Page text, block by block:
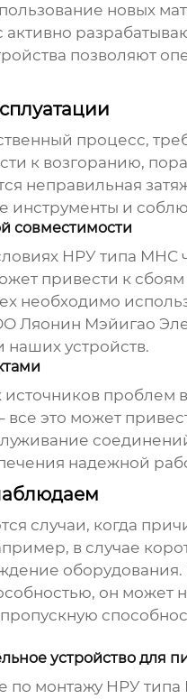
новых
позволяют
процесс,
к возгоранию,
неправильная
инструменты и
совместимости
НРУ типа МНС
привести к
необходимо
Ляонин Мэйигао
наших устройств.
проблем в
это может
надежной
случаи, когда
в случае
он может
устройство для
по монтажу НРУ